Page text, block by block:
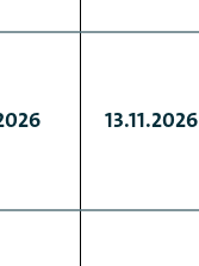
13.11.2026